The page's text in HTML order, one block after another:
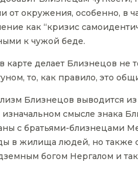
от окружения, особенно, в
как “кризис
к чужой беде.
карте делает Близнецов
то, как правило, это
Близнецов выводится из
изначальном смысле знака
с братьями-близнецами
в жилища людей, но
богом Нергалом и